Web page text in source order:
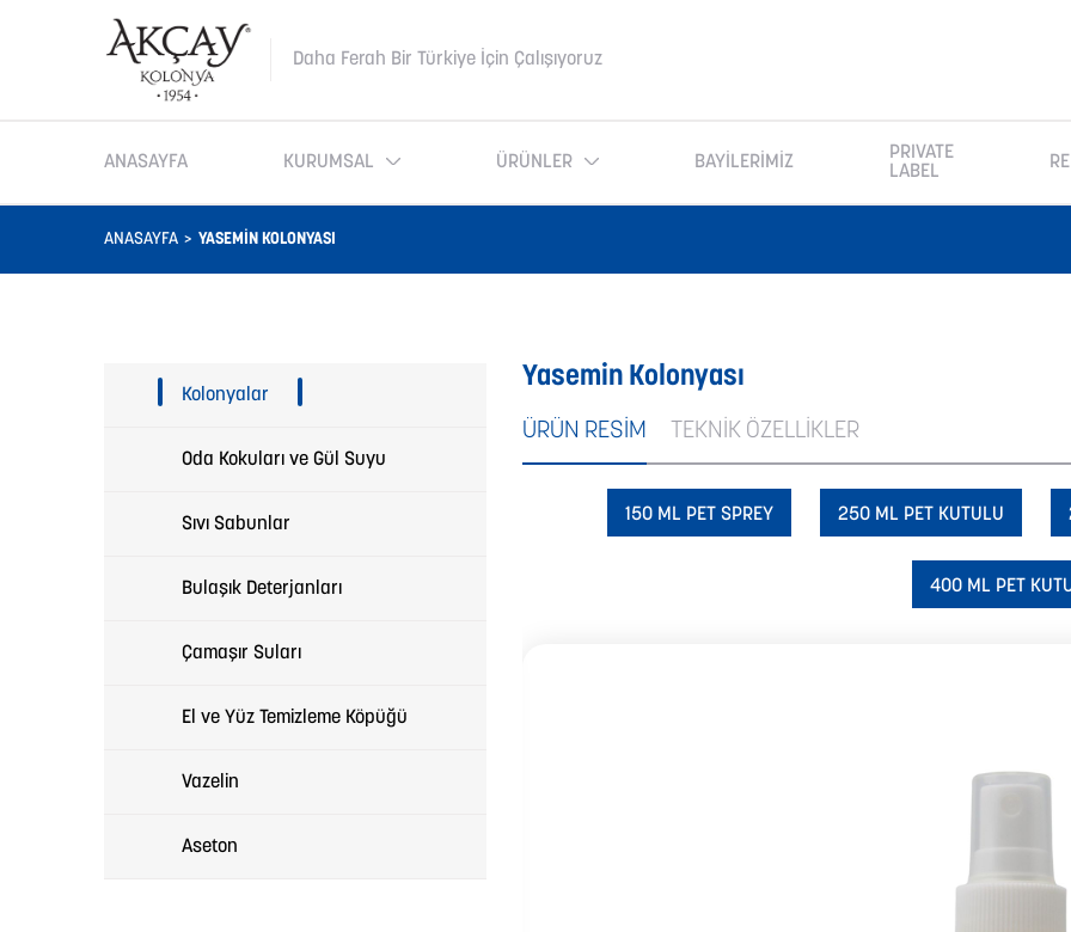
Daha Ferah Bir Türkiye İçin Çalışıyoruz
ANASAYFA KURUMSAL ÜRÜNLER BAYİLERİMİZ
PRIVATE
LABEL
ANASAYFA YASEMIN KOLONYASI
Kolonyalar
Oda Kokuları ve Gül Suyu
Sıvı Sabunlar
Bulaşık Deterjanları
Çamaşır Suları
El ve Yüz Temizleme Köpüğü
Vazelin
Aseton
Yasemin Kolonyası
ÜRÜN RESİM TEKNİK ÖZELLİKLER
150 ML PET SPREY 250 ML PET KUTULU
400 ML PET